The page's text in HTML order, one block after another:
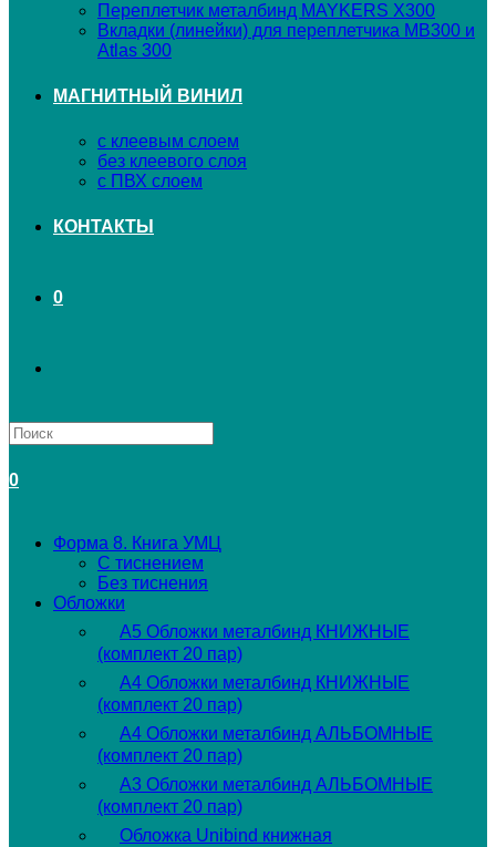
Переплетчик металбинд MAYKERS X300
Вкладки (линейки) для переплетчика MB300 и
Atlas 300
МАГНИТНЫЙ ВИНИЛ
с клеевым слоем
без клеевого слоя
с ПВХ слоем
КОНТАКТЫ
0
ПОИСК
ВЕБ-
САЙТУ
0
Форма 8. Книга УМЦ
С тиснением
Без тиснения
Обложки
А5 Обложки металбинд КНИЖНЫЕ
(комплект 20 пар)
А4 Обложки металбинд КНИЖНЫЕ
(комплект 20 пар)
А4 Обложки металбинд АЛЬБОМНЫЕ
(комплект 20 пар)
А3 Обложки металбинд АЛЬБОМНЫЕ
(комплект 20 пар)
Обложка Unibind книжная